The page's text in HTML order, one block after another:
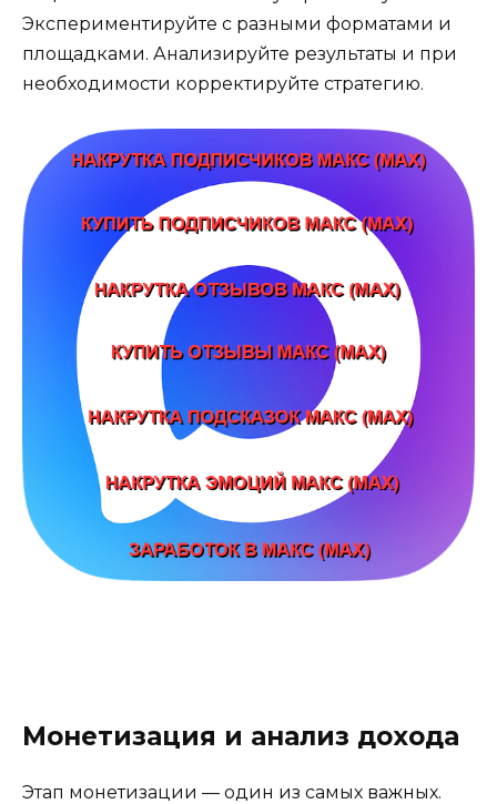
Экспериментируйте с разными форматами и
площадками. Анализируйте результаты и при
необходимости корректируйте стратегию.
Монетизация и анализ дохода
Этап монетизации — один из самых важных.